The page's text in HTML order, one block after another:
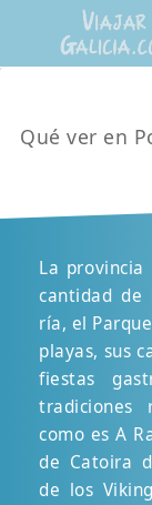
Qué ver en
La
cantidad
ría, el
playas, sus
fiestas
tradiciones
como es A
de Catoira
de los